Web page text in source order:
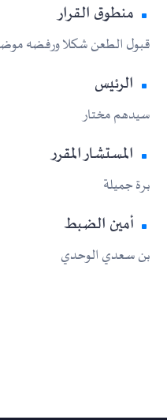
منطوق القرار
قبول الطعن شكلا ورفضه
الرئيس
سيدهم مختار
المستشار المقرر
برة جميلة
أمين الضبط
بن سعدي الوحدي